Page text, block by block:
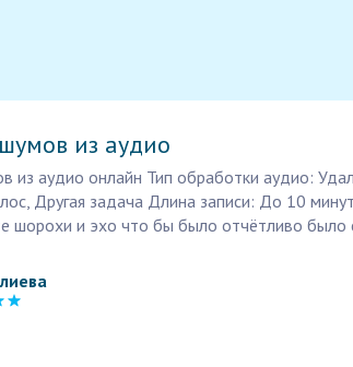
из аудио
из аудио онлайн Тип обработки аудио:
Другая задача Длина записи: До 10
шорохи и эхо что бы было отчётливо